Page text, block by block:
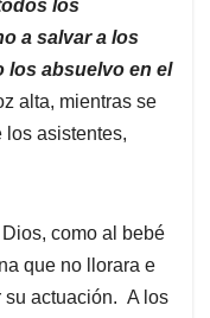
los
a salvar a los
los absuelvo en el
alta, mientras se
los asistentes,
como al bebé
que no llorara e
actuación. A los